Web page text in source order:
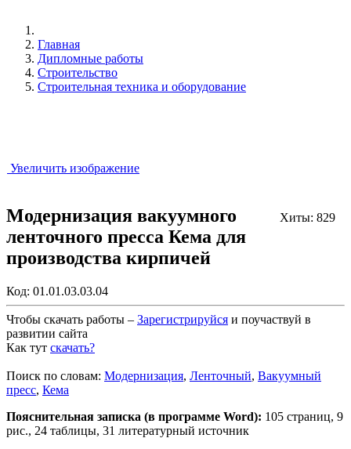
Главная
Дипломные работы
Строительство
Строительная техника и оборудование
Увеличить изображение
Хиты: 829
Модернизация вакуумного
ленточного пресса Кема для
производства кирпичей
Код: 01.01.03.03.04
Чтобы скачать работы – Зарегистрируйся и поучаствуй в
развитии сайта
Как тут скачать?
Поиск по словам: Модернизация, Ленточный, Вакуумный
пресс, Кема
Пояснительная записка (в программе Word): 105 страниц, 9
рис., 24 таблицы, 31 литературный источник